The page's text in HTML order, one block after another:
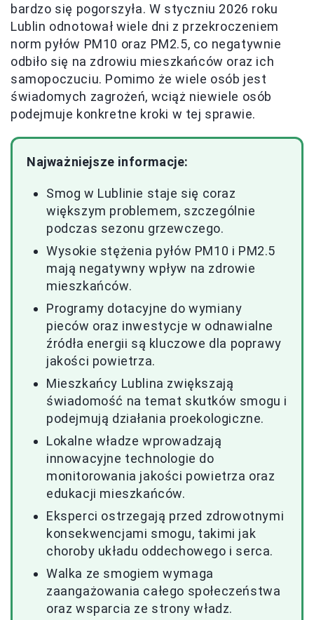
bardzo się pogorszyła. W styczniu 2026 roku
Lublin odnotował wiele dni z przekroczeniem
norm pyłów PM10 oraz PM2.5, co negatywnie
odbiło się na zdrowiu mieszkańców oraz ich
samopoczuciu. Pomimo że wiele osób jest
świadomych zagrożeń, wciąż niewiele osób
podejmuje konkretne kroki w tej sprawie.
Najważniejsze informacje:
Smog w Lublinie staje się coraz
większym problemem, szczególnie
podczas sezonu grzewczego.
Wysokie stężenia pyłów PM10 i PM2.5
mają negatywny wpływ na zdrowie
mieszkańców.
Programy dotacyjne do wymiany
pieców oraz inwestycje w odnawialne
źródła energii są kluczowe dla poprawy
jakości powietrza.
Mieszkańcy Lublina zwiększają
świadomość na temat skutków smogu i
podejmują działania proekologiczne.
Lokalne władze wprowadzają
innowacyjne technologie do
monitorowania jakości powietrza oraz
edukacji mieszkańców.
Eksperci ostrzegają przed zdrowotnymi
konsekwencjami smogu, takimi jak
choroby układu oddechowego i serca.
Walka ze smogiem wymaga
zaangażowania całego społeczeństwa
oraz wsparcia ze strony władz.